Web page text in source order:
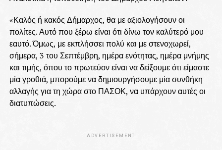
«Καλός ή κακός Δήμαρχος, θα με αξιολογήσουν οι
πολίτες. Αυτό που ξέρω είναι ότι δίνω τον καλύτερό μου
εαυτό. Όμως, με εκπλήσσει πολύ και με στενοχωρεί,
σήμερα, 3 του Σεπτέμβρη, ημέρα ενότητας, ημέρα μνήμης
και τιμής, όπου το πρωτεύον είναι να δείξουμε ότι είμαστε
μία γροθιά, μπορούμε να δημιουργήσουμε μία συνθήκη
αλλαγής για τη χώρα στο ΠΑΣΟΚ, να υπάρχουν αυτές οι
διατυπώσεις.
ADVERTISEMENT